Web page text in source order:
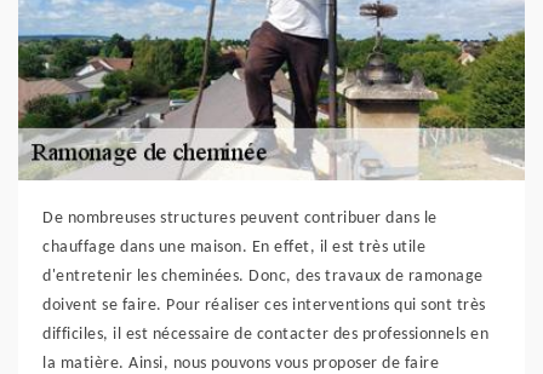
De nombreuses structures peuvent contribuer dans le
chauffage dans une maison. En effet, il est très utile
d'entretenir les cheminées. Donc, des travaux de ramonage
doivent se faire. Pour réaliser ces interventions qui sont très
difficiles, il est nécessaire de contacter des professionnels en
la matière. Ainsi, nous pouvons vous proposer de faire